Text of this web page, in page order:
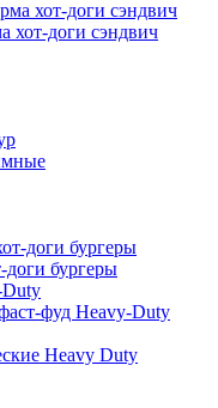
хот-доги сэндвич
бургеры
Duty
фуд Heavy-Duty
Heavy Duty